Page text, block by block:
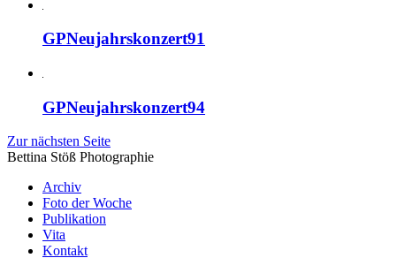
GPNeujahrskonzert91
GPNeujahrskonzert94
Zur nächsten Seite
Bettina Stöß Photographie
Archiv
Foto der Woche
Publikation
Vita
Kontakt